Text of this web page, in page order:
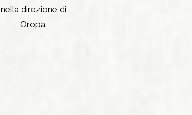
nella direzione di
Oropa.